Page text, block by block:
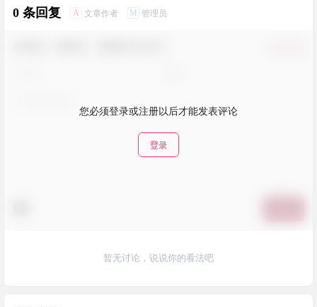
0 条回复 A 文章作者 M 管理员
您必须登录或注册以后才能发表评论
登录
暂无讨论，说说你的看法吧